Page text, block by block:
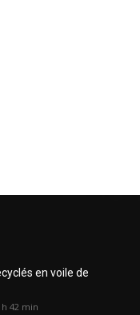
en voile de
42 min